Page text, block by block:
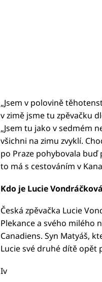
„Jsem v polovině
v zimě jsme tu zpěvačku
„Jsem tu jako v sedmém
všichni na zimu zvyklí.
po Praze pohybovala
to má s cestováním v
Kdo je Lucie Vondráčková
Česká zpěvačka Lucie
Plekance a svého milého
Canadiens. Syn Matyáš,
Lucie své druhé dítě opět
Iv